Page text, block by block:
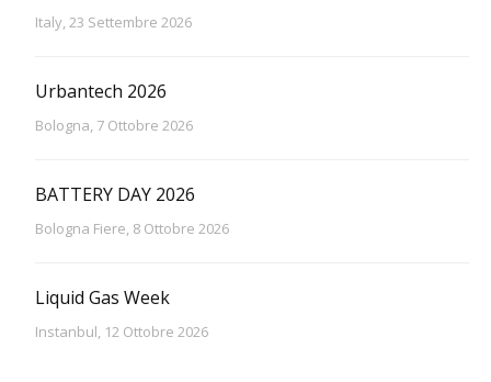
Italy, 23 Settembre 2026
Urbantech 2026
Bologna, 7 Ottobre 2026
BATTERY DAY 2026
Bologna Fiere, 8 Ottobre 2026
Liquid Gas Week
Instanbul, 12 Ottobre 2026